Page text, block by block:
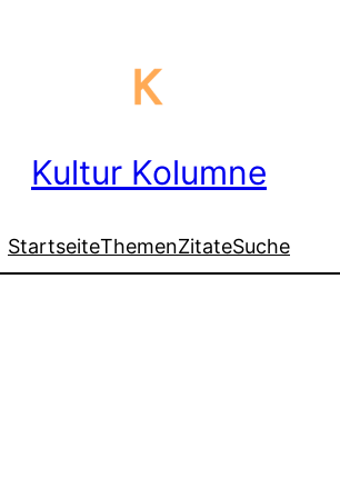
Kultur Kolumne
StartseiteThemenZitateSuche